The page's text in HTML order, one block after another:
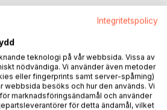
and moving on from a
exchange students arrive, and
move without light. And every time
Integritetspolicy
teknologi på vår webbsida. Vissa av
nödvändiga. Vi använder även metoder
eller fingerprints samt server-spårning)
webbsida besöks och hur den används. Vi
marknadsföringsändamål och använder
för detta ändamål, vilket